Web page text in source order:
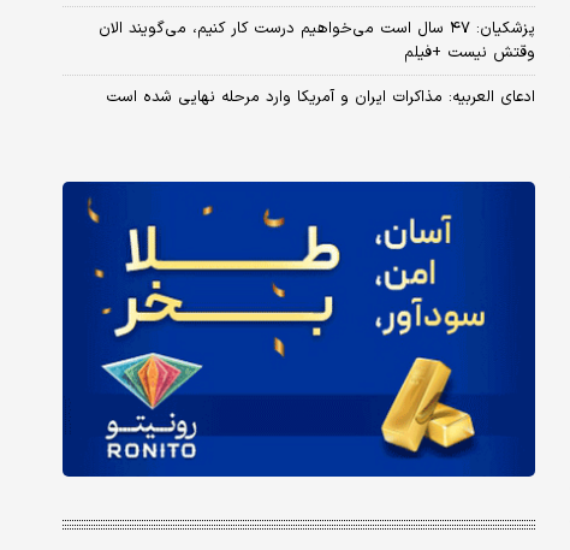
پزشکیان: ۴۷ سال است می‌خواهیم درست کار کنیم، می‌گویند الان
وقتش نیست +فیلم
ادعای العربیه: مذاکرات ایران و آمریکا وارد مرحله نهایی شده است